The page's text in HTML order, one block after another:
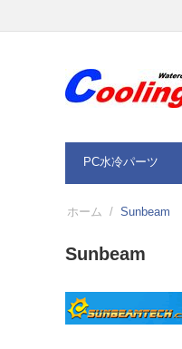
PC水冷パーツ
ホーム / Sunbeam
Sunbeam